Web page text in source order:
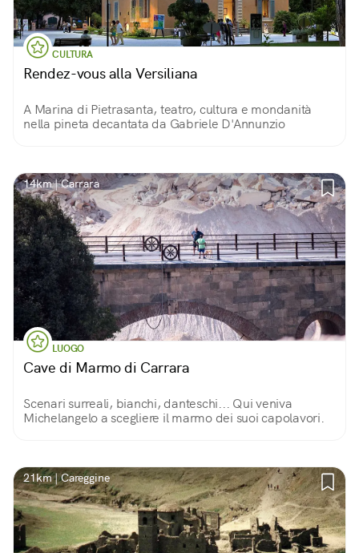
CULTURA
Rendez-vous alla Versiliana
A Marina di Pietrasanta, teatro, cultura e mondanità
nella pineta decantata da Gabriele D'Annunzio
14km | Carrara
LUOGO
Cave di Marmo di Carrara
Scenari surreali, bianchi, danteschi... Qui veniva
Michelangelo a scegliere il marmo dei suoi capolavori.
21km | Careggine